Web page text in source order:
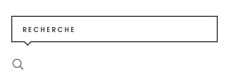
RECHERCHE